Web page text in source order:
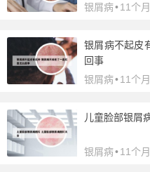
银屑病•11个
银屑病不起皮
回事
银屑病•11个
儿童脸部银屑
银屑病•11个